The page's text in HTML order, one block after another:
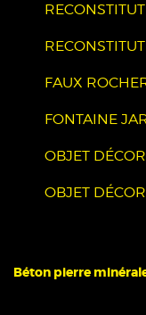
FAUX
FONTAINE
OBJET
OBJET
Béton pierre